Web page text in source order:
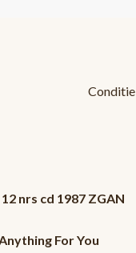
Conditie
nrs cd 1987 ZGAN
For You